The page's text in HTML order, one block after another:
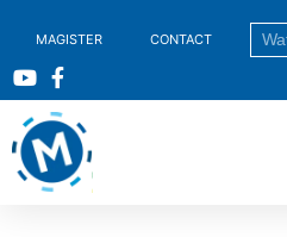
MAGISTER CONTACT